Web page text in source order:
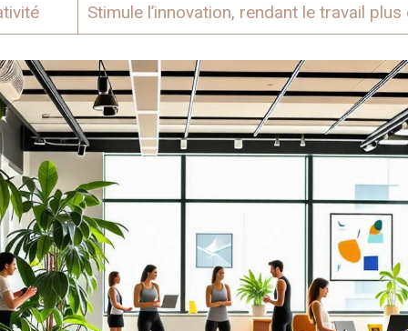
Stimule l’innovation, rendant le travail plus